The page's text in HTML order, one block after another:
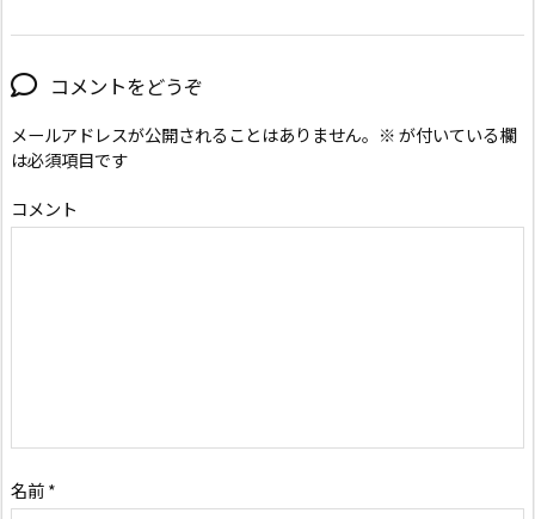
コメントをどうぞ
メールアドレスが公開されることはありません。 ※が付いている欄
は必須項目です
コメント
名前*